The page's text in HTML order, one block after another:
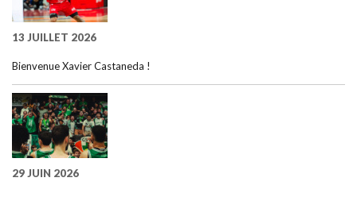
13 JUILLET 2026
Bienvenue Xavier Castaneda !
29 JUIN 2026